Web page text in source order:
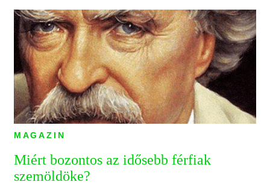
MAGAZIN
Miért bozontos az idősebb férfiak
szemöldöke?